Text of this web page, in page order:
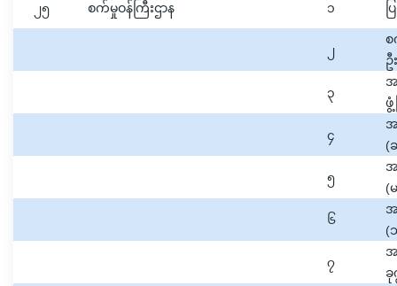
၂၅ စက်မှုဝန်ကြီးဌာန ၁
၂
စ
ဦ
၃
အ
ဖွံ့
၄
(
၅
(
၆
(
၇
ခု